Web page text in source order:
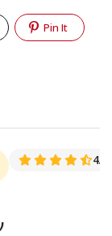
Pin It
4.5